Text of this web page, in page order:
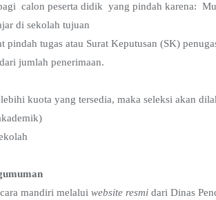
calon peserta didik yang pindah karena:
di sekolah tujuan
pindah tugas atau Surat Keputusan (SK)
jumlah penerimaan.
kuota yang tersedia, maka seleksi akan
mandiri melalui website resmidari Dinas